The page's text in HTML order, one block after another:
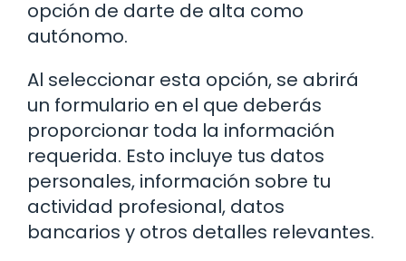
opción de darte de alta como
autónomo.
Al seleccionar esta opción, se abrirá
un formulario en el que deberás
proporcionar toda la información
requerida. Esto incluye tus datos
personales, información sobre tu
actividad profesional, datos
bancarios y otros detalles relevantes.